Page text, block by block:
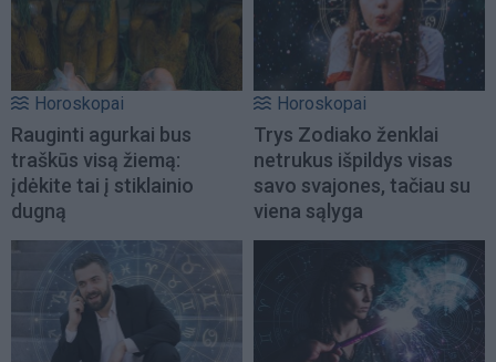
Horoskopai
Rauginti agurkai bus
traškūs visą žiemą:
įdėkite tai į stiklainio
dugną
Horoskopai
Trys Zodiako ženklai
netrukus išpildys visas
savo svajones, tačiau su
viena sąlyga